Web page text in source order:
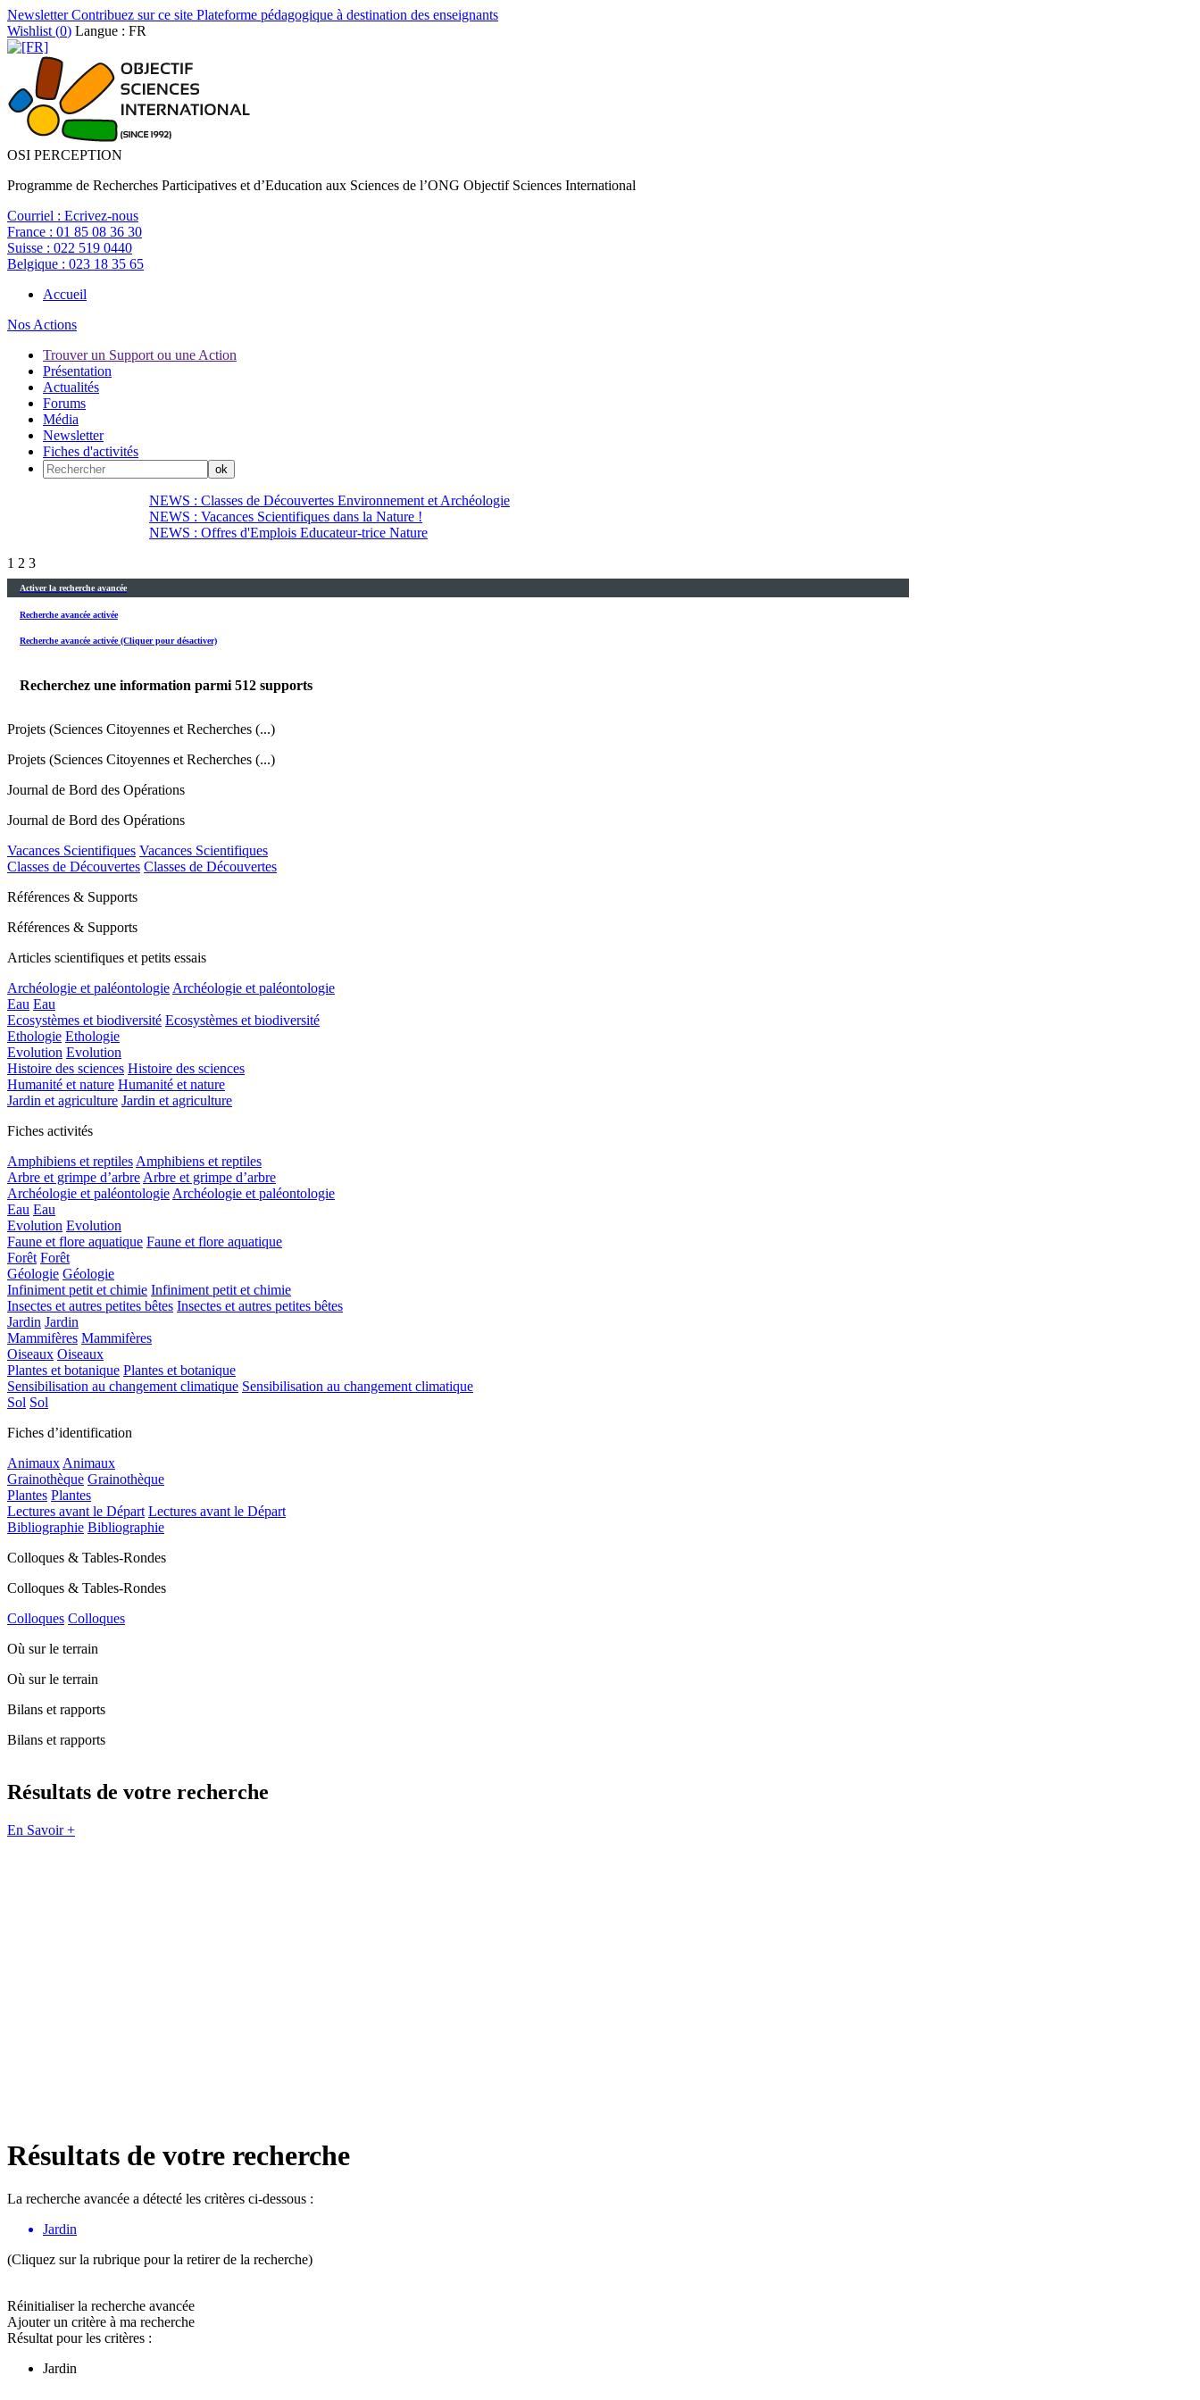
NewsletterContribuez sur ce site Plateforme pédagogique à destination des enseignants
Wishlist (0) Langue : FR
OSI PERCEPTION
Programme de Recherches Participatives et d’Education aux Sciences de l’ONG Objectif Sciences International
Courriel : Ecrivez-nous
France : 01 85 08 36 30
Suisse : 022 519 0440
Belgique : 023 18 35 65
Accueil
Nos Actions
Trouver un Support ou une Action
Présentation
Actualités
Forums
Média
Newsletter
Fiches d'activités
NEWS : Classes de Découvertes Environnement et Archéologie
NEWS : Vacances Scientifiques dans la Nature !
NEWS : Offres d'Emplois Educateur-trice Nature
1 2 3
Activer la recherche avancée
Recherche avancée activée
Recherche avancée activée (Cliquer pour désactiver)
Recherchez une information parmi 512 supports
Projets (Sciences Citoyennes et Recherches (...)
Projets (Sciences Citoyennes et Recherches (...)
Journal de Bord des Opérations
Journal de Bord des Opérations
Vacances Scientifiques Vacances Scientifiques
Classes de Découvertes Classes de Découvertes
Références & Supports
Références & Supports
Articles scientifiques et petits essais
Archéologie et paléontologieArchéologie et paléontologie
Eau Eau
Ecosystèmes et biodiversité Ecosystèmes et biodiversité
Ethologie Ethologie
Evolution Evolution
Histoire des sciences Histoire des sciences
Humanité et nature Humanité et nature
Jardin et agriculture Jardin et agriculture
Fiches activités
Amphibiens et reptilesAmphibiens et reptiles
Arbre et grimpe d’arbreArbre et grimpe d’arbre
Archéologie et paléontologieArchéologie et paléontologie
Eau Eau
Evolution Evolution
Faune et flore aquatique Faune et flore aquatique
Forêt Forêt
Géologie Géologie
Infiniment petit et chimie Infiniment petit et chimie
Insectes et autres petites bêtes Insectes et autres petites bêtes
Jardin Jardin
Mammifères Mammifères
Oiseaux Oiseaux
Plantes et botanique Plantes et botanique
Sensibilisation au changement climatique Sensibilisation au changement climatique
Sol Sol
Fiches d’identification
AnimauxAnimaux
Grainothèque Grainothèque
Plantes Plantes
Lectures avant le Départ Lectures avant le Départ
Bibliographie Bibliographie
Colloques & Tables-Rondes
Colloques & Tables-Rondes
Colloques Colloques
Où sur le terrain
Où sur le terrain
Bilans et rapports
Bilans et rapports
Résultats de votre recherche
En Savoir +
Résultats de votre recherche
La recherche avancée a détecté les critères ci-dessous :
Jardin
(Cliquez sur la rubrique pour la retirer de la recherche)
Réinitialiser la recherche avancée
Ajouter un critère à ma recherche
Résultat pour les critères :
Jardin